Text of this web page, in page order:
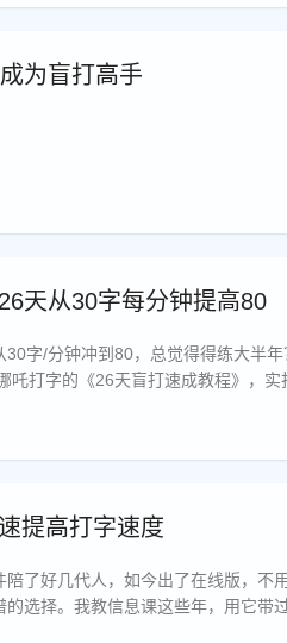
为盲打高手
天从30字每分钟提高80
30字/分钟冲到80，总觉得得练大
打字的《26天盲打速成教程》，实
提高打字速度
了好几代人，如今出了在线版，不
选择。我教信息课这些年，用它带